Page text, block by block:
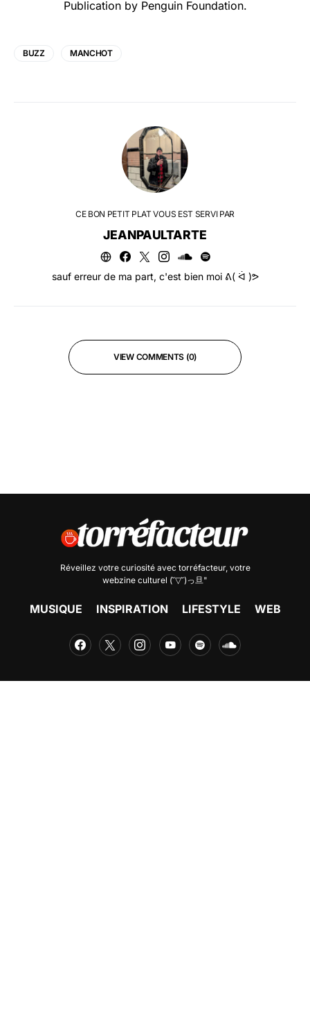
Publicationby Penguin Foundation.
BUZZ MANCHOT
CE BON PETIT PLAT VOUS EST SERVI PAR
JEANPAULTARTE
sauf erreur de ma part, c'est bien moi ᕕ( ᐛ )ᕗ
VIEW COMMENTS (0)
Réveillez votre curiosité avec torréfacteur, votre
webzine culturel (˘▽˘)っ旦"
MUSIQUE INSPIRATION LIFESTYLE WEB